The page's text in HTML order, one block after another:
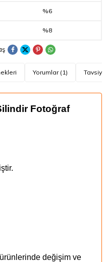
%6
%8
Yorumlar (1)
Fotoğraf
değişim ve